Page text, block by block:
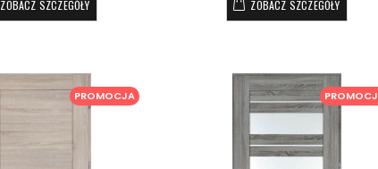
ZOBACZ SZCZEGÓŁY ZOBACZ SZCZEGÓŁY
PROMOCJA